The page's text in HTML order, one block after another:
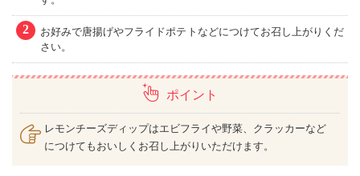
2
お好みで唐揚げやフライドポテトなどにつけてお召し上がりくだ
さい。
ポイント
レモンチーズディップはエビフライや野菜、クラッカーなど
につけてもおいしくお召し上がりいただけます。